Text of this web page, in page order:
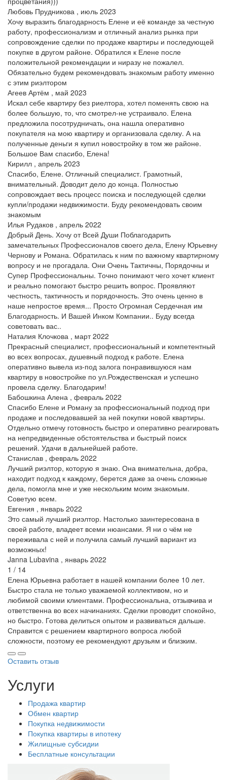
Любовь Прудникова , июль 2023
Хочу выразить благодарность Елене и её команде за честную
работу, профессионализм и отличный анализ рынка при
сопровождение сделки по продаже квартиры и последующей
покупке в другом районе. Обратился к Елене после
положительной рекомендации и ниразу не пожалел.
Обязательно будем рекомендовать знакомым работу именно
с этим риэлтором
Агеев Артём , май 2023
Искал себе квартиру без риелтора, хотел поменять свою на
более большую, то, что смотрел-не устраивало. Елена
предложила посотрудничать, она нашла оперативно
покупателя на мою квартиру и организовала сделку. А на
полученные деньги я купил новостройку в том же районе.
Большое Вам спасибо, Елена!
Кирилл , апрель 2023
Спасибо, Елене. Отличный специалист. Грамотный,
внимательный. Доводит дело до конца. Полностью
сопровождает весь процесс поиска и последующей сделки
купли/продажи недвижимости. Буду рекомендовать своим
знакомым
Илья Рудаков , апрель 2022
Добрый День. Хочу от Всей Души Поблагодарить
замечательных Профессионалов своего дела, Елену Юрьевну
Чернову и Романа. Обратилась к ним по важному квартирному
вопросу и не прогадала. Они Очень Тактичны, Порядочны и
Супер Профессиональны. Точно понимают чего хочет клиент
и реально помогают быстро решить вопрос. Проявляют
честность, тактичность и порядочность. Это очень ценно в
наше непростое время... Просто Огромная Сердечная им
Благодарность. И Вашей Инком Компании.. Буду всегда
советовать вас..
Наталия Клочкова , март 2022
Прекрасный специалист, профессиональный и компетентный
во всех вопросах, душевный подход к работе. Елена
оперативно вывела из-под залога понравившуюся нам
квартиру в новостройке по ул.Рождественская и успешно
провела сделку. Благодарим!
Бабошкина Алена , февраль 2022
Спасибо Елене и Роману за профессиональный подход при
продаже и последовавшей за ней покупки новой квартиры.
Отдельно отмечу готовность быстро и оперативно реагировать
на непредвиденные обстоятельства и быстрый поиск
решений. Удачи в дальнейшей работе.
Станислав , февраль 2022
Лучший риэлтор, которую я знаю. Она внимательна, добра,
находит подход к каждому, берется даже за очень сложные
дела, помогла мне и уже нескольким моим знакомым.
Советую всем.
Евгения , январь 2022
Это самый лучший риэлтор. Настолько заинтересована в
своей работе, владеет всеми нюансами. Я ни о чём не
переживала с ней и получила самый лучший вариант из
возможных!
Janna Lubavina , январь 2022
1 / 14
Елена Юрьевна работает в нашей компании более 10 лет.
Быстро стала не только уважаемой коллективом, но и
любимой своими клиентами. Профессиональна, отзывчива и
ответственна во всех начинаниях. Сделки проводит спокойно,
но быстро. Готова делиться опытом и развиваться дальше.
Справится с решением квартирного вопроса любой
сложности, поэтому ее рекомендуют друзьям и близким.
Оставить отзыв
Услуги
Продажа квартир
Обмен квартир
Покупка недвижимости
Покупка квартиры в ипотеку
Жилищные субсидии
Бесплатные консультации